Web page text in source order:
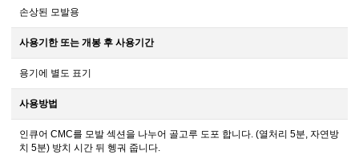
손상된 모발용
사용기한 또는 개봉 후 사용기간
용기에 별도 표기
사용방법
인큐어 CMC를 모발 섹션을 나누어 골고루 도포 합니다. (열처리 5분, 자연방
치 5분) 방치 시간 뒤 헹궈 줍니다.